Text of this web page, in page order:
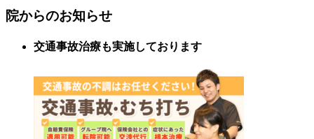
院からのお知らせ
交通事故治療も実施しております